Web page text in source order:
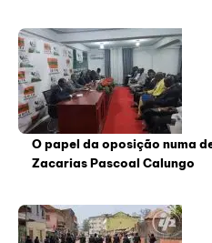
O papel da oposição numa
Zacarias Pascoal Calungo